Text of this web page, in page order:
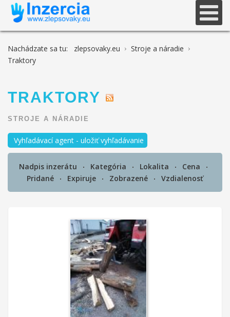
Nachádzate sa tu: zlepsovaky.eu
Stroje a náradie
Traktory
TRAKTORY
STROJE A NÁRADIE
Vyhľadávací agent - uložiť vyhľadávanie
Nadpis inzerátu Kategória Lokalita
Cena
Pridané
Expiruje Zobrazené Vzdialenosť